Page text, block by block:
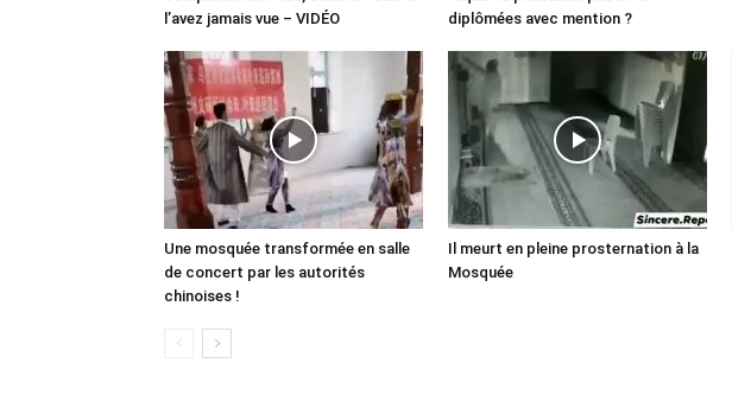
l’avez jamais vue – VIDÉO
diplômées avec mention ?
Une mosquée transformée en salle
de concert par les autorités
chinoises !
Il meurt en pleine prosternation à la
Mosquée